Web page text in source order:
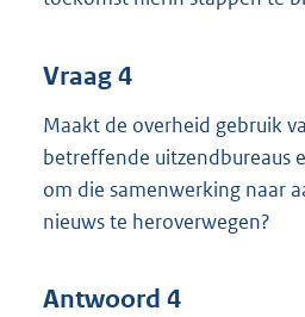
Vraag 4
Maakt de overheid gebruik
betreffende uitzendbureaus
om die samenwerking naar
nieuws te heroverwegen?
Antwoord 4